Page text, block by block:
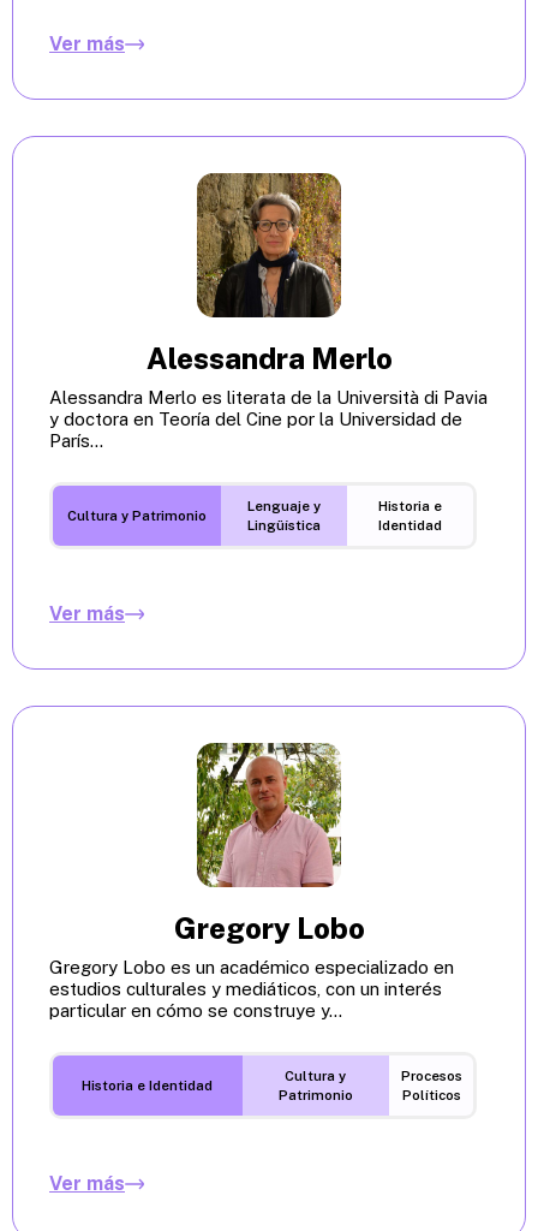
Ver más
Alessandra Merlo
Alessandra Merlo es literata de la Università di Pavia
y doctora en Teoría del Cine por la Universidad de
París...
Cultura y Patrimonio
Lenguaje y
Lingüística
Historia e
Identidad
Ver más
Gregory Lobo
Gregory Lobo es un académico especializado en
estudios culturales y mediáticos, con un interés
particular en cómo se construye y...
Historia e Identidad
Cultura y
Patrimonio
Procesos
Políticos
Ver más